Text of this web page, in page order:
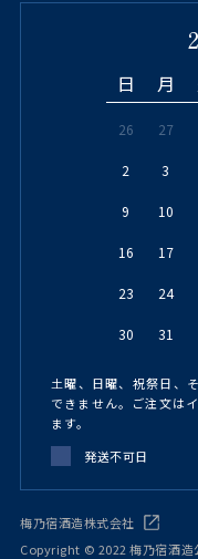
日 月
26 27
2 3
9 10
16 17
23 24
30 31
土曜、日曜、祝祭日、
できません。ご注文は
ます。
発送不可日
梅乃宿酒造株式会社
Copyright © 2022 梅乃宿酒造